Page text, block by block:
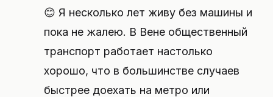
😊 Я несколько лет живу без машины и
пока не жалею. В Вене общественный
транспорт работает настолько
хорошо, что в большинстве случаев
быстрее доехать на метро или